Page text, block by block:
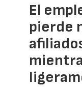
El
pierde